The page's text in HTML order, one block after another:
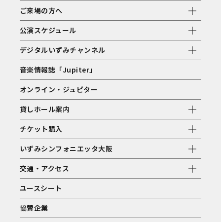
ご来場の方へ
公演スケジュール
デジタルいずみチャンネル
音楽情報誌「Jupiter」
オンライン・ジュピター
貸しホール案内
チケット購入
いずみシンフォニエッタ大阪
交通・アクセス
ユースシート
協賛企業